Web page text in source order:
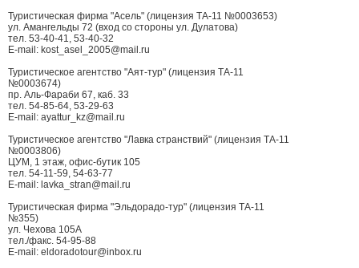
Туристическая фирма "Асель" (лицензия ТА-11 №0003653)
ул. Амангельды 72 (вход со стороны ул. Дулатова)
тел. 53-40-41, 53-40-32
E-mail: kost_asel_2005@mail.ru
Туристическое агентство "Аят-тур" (лицензия ТА-11
№0003674)
пр. Аль-Фараби 67, каб. 33
тел. 54-85-64, 53-29-63
E-mail: ayattur_kz@mail.ru
Туристическое агентство "Лавка странствий" (лицензия ТА-11
№0003806)
ЦУМ, 1 этаж, офис-бутик 105
тел. 54-11-59, 54-63-77
E-mail: lavka_stran@mail.ru
Туристическая фирма "Эльдорадо-тур" (лицензия ТА-11
№355)
ул. Чехова 105А
тел./факс. 54-95-88
E-mail: eldoradotour@inbox.ru